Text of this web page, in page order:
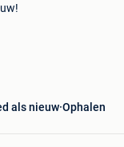
als nieuw Ophalen